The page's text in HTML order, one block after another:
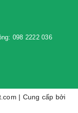
098 2222 036
| Cung cấp bởi